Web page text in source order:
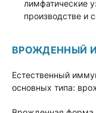
лимфатические
производстве и
ВРОЖДЕННЫЙ
Естественный
основных типа: